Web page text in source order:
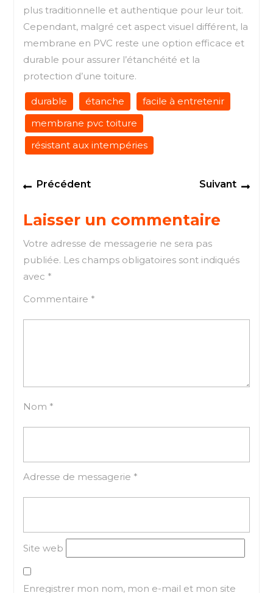
plus traditionnelle et authentique pour leur toit.
Cependant, malgré cet aspect visuel différent, la
membrane en PVC reste une option efficace et
durable pour assurer l’étanchéité et la
protection d’une toiture.
durable étanche
facile à entretenir
membrane pvc toiture
résistant aux intempéries
Navigation
de
l’article
PrécédentPrevious
Suivant
Laisser un commentaire
Votre adresse de messagerie ne sera pas
publiée. Les champs obligatoires sont indiqués
avec *
Commentaire *
Nom *
Adresse de messagerie *
Site web
Enregistrer mon nom, mon e-mail et mon site